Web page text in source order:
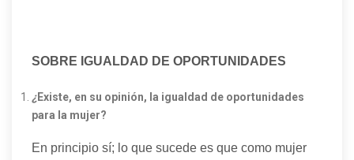
SOBRE IGUALDAD DE OPORTUNIDADES
¿Existe, en su opinión, la igualdad de oportunidades
para la mujer?
En principio sí; lo que sucede es que como mujer